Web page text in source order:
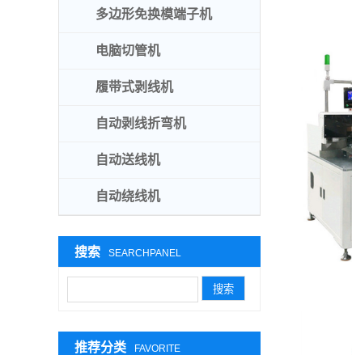
多边形免换模端子机
电脑切管机
履带式剥线机
自动剥线折弯机
自动送线机
自动绕线机
搜索 SEARCHPANEL
推荐分类 FAVORITE